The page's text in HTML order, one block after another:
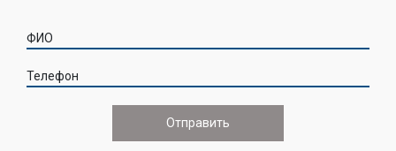
ФИО
Телефон